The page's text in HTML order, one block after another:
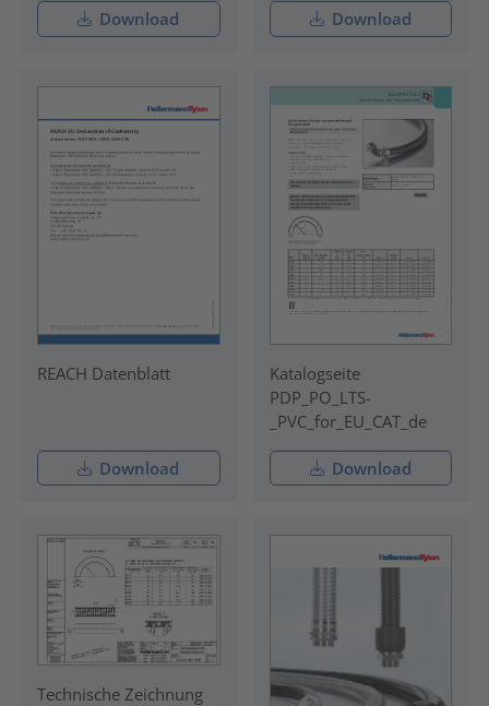
Download Download
REACH Datenblatt
Download
Katalogseite
PDP_PO_LTS-
_PVC_for_EU_CAT_de
Download
Technische Zeichnung